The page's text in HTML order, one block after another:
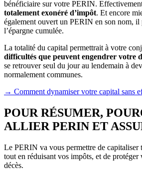
bénéficiaire sur votre PERIN.
totalement exonéré d’impôt. Et encore
également ouvert un PERIN en son nom, il
l’épargne cumulée.
La totalité du capital permettrait à votre
difficultés que peuvent engendrer votre
se retrouver seul du jour au lendemain à
normalement communes.
→ Comment dynamiser votre capital sans
POUR RÉSUMER,
ALLIER PERIN ET
Le PERIN va vous permettre de capitaliser
tout en réduisant vos impôts, et de
décès.